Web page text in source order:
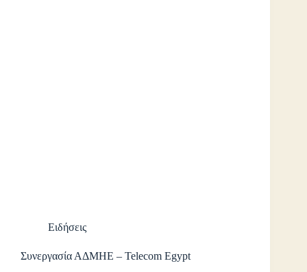
Ειδήσεις
Συνεργασία ΑΔΜΗΕ – Telecom Egypt